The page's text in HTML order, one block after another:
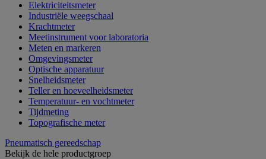
Elektriciteitsmeter
Industriële weegschaal
Krachtmeter
Meetinstrument voor laboratoria
Meten en markeren
Omgevingsmeter
Optische apparatuur
Snelheidsmeter
Teller en hoeveelheidsmeter
Temperatuur- en vochtmeter
Tijdmeting
Topografische meter
Pneumatisch gereedschap
Bekijk de hele productgroep